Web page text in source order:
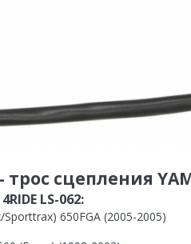
трос сцепления
LS-062:
650FGA (2005-2005)